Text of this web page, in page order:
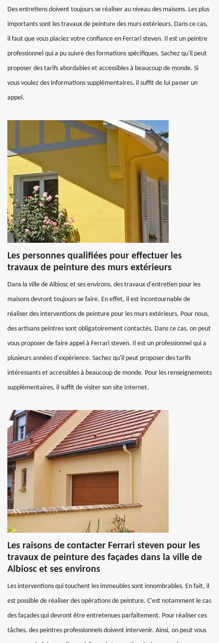
Des entretiens doivent toujours se réaliser au niveau des maisons. Les plus
importants sont les travaux de peinture des murs extérieurs. Dans ce cas,
il faut que vous placiez votre confiance en Ferrari steven. Il est un peintre
professionnel qui a pu suivre des formations spécifiques. Sachez qu'il peut
proposer des tarifs abordables et accessibles à beaucoup de monde. Si
vous voulez des informations supplémentaires, il suffit de lui passer un
appel.
Les personnes qualifiées pour effectuer les
travaux de peinture des murs extérieurs
Dans la ville de Albiosc et ses environs, des travaux d'entretien pour les
maisons devront toujours se faire. En effet, il est incontournable de
réaliser des interventions de peinture pour les murs extérieurs. Pour nous,
des artisans peintres sont obligatoirement contactés. Dans ce cas, on peut
vous proposer de faire appel à Ferrari steven. Il est un professionnel qui a
plusieurs années d'expérience. Sachez qu'il peut proposer des tarifs
intéressants et accessibles à beaucoup de monde. Pour les renseignements
supplémentaires, il suffit de visiter son site Internet.
Les raisons de contacter Ferrari steven pour les
travaux de peinture des façades dans la ville de
Albiosc et ses environs
Les interventions qui touchent les immeubles sont innombrables. En fait, il
est possible de réaliser des opérations de peinture. C'est notamment le cas
des façades qui devront être entretenues parfaitement. Pour réaliser ces
tâches, des peintres professionnels doivent intervenir. Ainsi, on peut vous